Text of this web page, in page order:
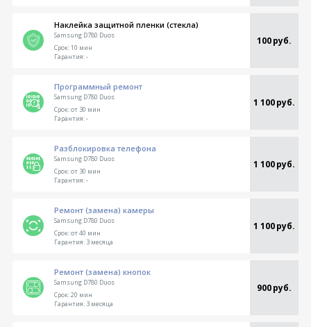
Наклейка защитной пленки (стекла)
Samsung D780 Duos 100 руб.
Срок:10 мин
Гарантия:-
Программный ремонт
Samsung D780 Duos 1 100 руб.
Срок:от 30 мин
Гарантия:-
Разблокировка телефона
Samsung D780 Duos 1 100 руб.
Срок:от 30 мин
Гарантия:-
Ремонт (замена) камеры
Samsung D780 Duos 1 100 руб.
Срок:от 40 мин
Гарантия:3 месяца
Ремонт (замена) кнопок
Samsung D780 Duos 900 руб.
Срок:20 мин
Гарантия:3 месяца